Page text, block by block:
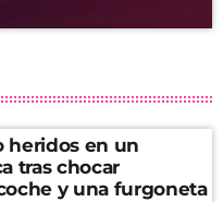
heridos en un
tras chocar
y una furgoneta